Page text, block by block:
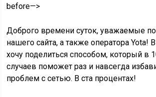
before—>
Доброго времени суток, уважаемые
нашего сайта, а также оператора Yota! В
хочу поделиться способом, который в
случаев поможет раз и навсегда
проблем с сетью. В ста процентах!